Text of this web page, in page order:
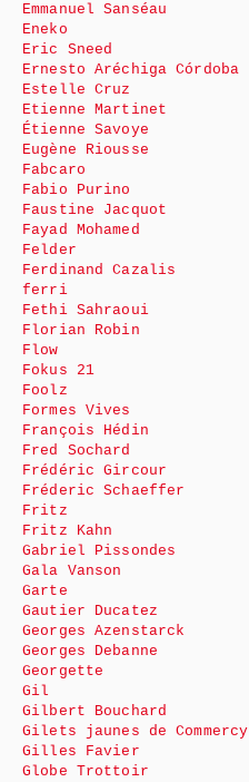
Emmanuel Sanséau
Eneko
Eric Sneed
Ernesto Aréchiga Córdoba
Estelle Cruz
Etienne Martinet
Étienne Savoye
Eugène Riousse
Fabcaro
Fabio Purino
Faustine Jacquot
Fayad Mohamed
Felder
Ferdinand Cazalis
ferri
Fethi Sahraoui
Florian Robin
Flow
Fokus 21
Foolz
Formes Vives
François Hédin
Fred Sochard
Frédéric Gircour
Fréderic Schaeffer
Fritz
Fritz Kahn
Gabriel Pissondes
Gala Vanson
Garte
Gautier Ducatez
Georges Azenstarck
Georges Debanne
Georgette
Gil
Gilbert Bouchard
Gilets jaunes de Commercy
Gilles Favier
Globe Trottoir